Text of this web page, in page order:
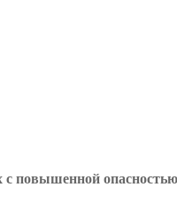
повышенной